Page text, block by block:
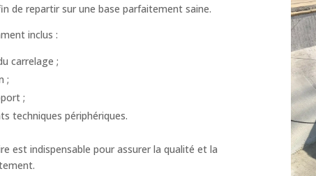
de repartir sur une base parfaitement saine.
inclus :
carrelage ;
;
;
techniques périphériques.
est indispensable pour assurer la qualité et la